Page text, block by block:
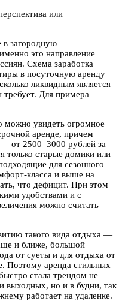
или
в загородную
это направление
Схема заработка
в посуточную аренду
ликвидным является
требует. Для примера
можно увидеть огромное
аренде, причем
от 2500–3000 рублей за
только старые домики или
для сезонного
класса и выше на
что дефицит. При этом
удобствами и с
можно считать
такого вида отдыха —
и ближе, большой
от суеты и для отдыха от
Поэтому аренда стильных
стала трендом не
выходных, но и в будни, так
работает на удаленке.